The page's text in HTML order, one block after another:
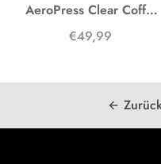
AeroPress Clear Coffee Maker
€49,99
arrow_back